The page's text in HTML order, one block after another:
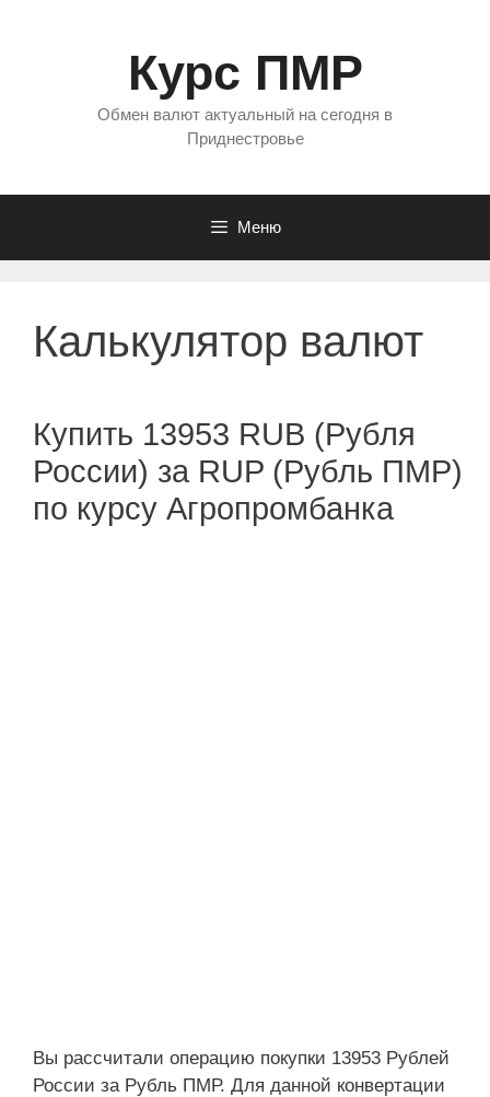
Курс ПМР
Обмен валют актуальный на сегодня в
Приднестровье
Меню
Калькулятор валют
Купить 13953 RUB (Рубля
России) за RUP (Рубль ПМР)
по курсу Агропромбанка
Вы рассчитали операцию покупки 13953 Рублей
России за Рубль ПМР. Для данной конвертации